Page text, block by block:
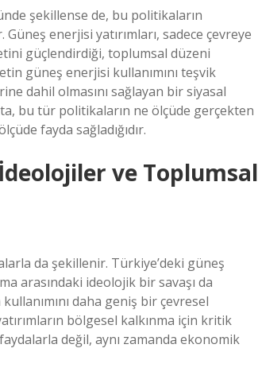
şekillense de, bu politikaların
enerjisi yatırımları, sadece çevreye
güçlendirdiği, toplumsal düzeni
güneş enerjisi kullanımını teşvik
dahil olmasını sağlayan bir siyasal
bu tür politikaların ne ölçüde gerçekten
fayda sağladığıdır.
ve Toplumsal
da şekillenir. Türkiye’deki güneş
arasındaki ideolojik bir savaşı da
daha geniş bir çevresel
bölgesel kalkınma için kritik
değil, aynı zamanda ekonomik